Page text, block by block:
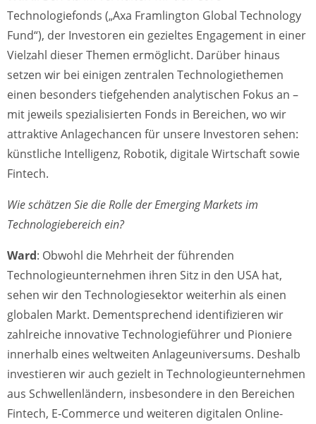
Technologiefonds („Axa Framlington Global Technology
Fund“), der Investoren ein gezieltes Engagement in einer
Vielzahl dieser Themen ermöglicht. Darüber hinaus
setzen wir bei einigen zentralen Technologiethemen
einen besonders tiefgehenden analytischen Fokus an –
mit jeweils spezialisierten Fonds in Bereichen, wo wir
attraktive Anlagechancen für unsere Investoren sehen:
künstliche Intelligenz, Robotik, digitale Wirtschaft sowie
Fintech.
Wie schätzen Sie die Rolle der Emerging Markets im
Technologiebereich ein?
Ward: Obwohl die Mehrheit der führenden
Technologieunternehmen ihren Sitz in den USA hat,
sehen wir den Technologiesektor weiterhin als einen
globalen Markt. Dementsprechend identifizieren wir
zahlreiche innovative Technologieführer und Pioniere
innerhalb eines weltweiten Anlageuniversums. Deshalb
investieren wir auch gezielt in Technologieunternehmen
aus Schwellenländern, insbesondere in den Bereichen
Fintech, E‑Commerce und weiteren digitalen Online-